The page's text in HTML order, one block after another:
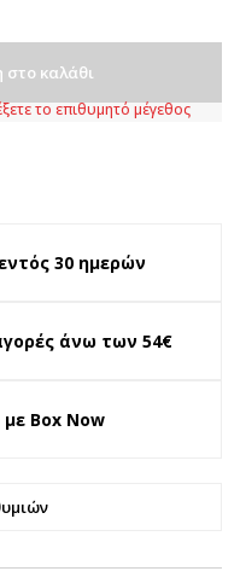
καλάθι
το επιθυμητό μέγεθος
30 ημερών
άνω των 54€
Box Now